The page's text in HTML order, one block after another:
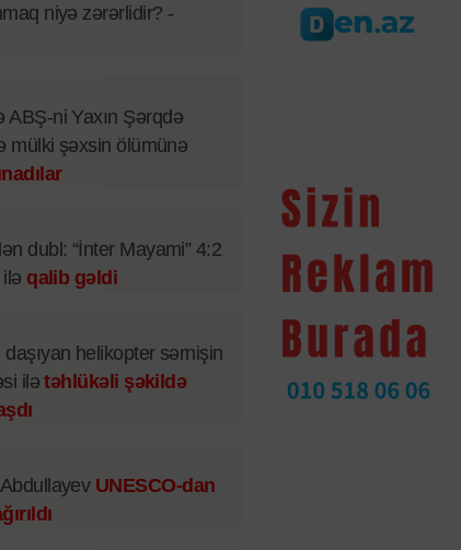
niyə zərərlidir? -
ABŞ-ni Yaxın Şərqdə
mülki şəxsin ölümünə
dubl: “İnter Mayami” 4:2
ilə qalib gəldi
daşıyan helikopter sərnişin
ilətəhlükəli şəkildə
UNESCO-dan